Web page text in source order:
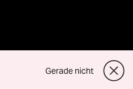
Gerade nicht